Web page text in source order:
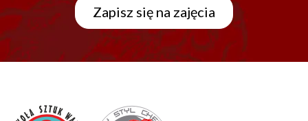
Zapisz się na zajęcia